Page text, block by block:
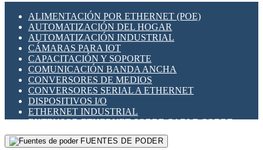
SENSORES INDUCTIVOS
TEMPORIZADORES
VARIACS
VARIADORES DE FRECUENCIA [VDF]
SECCIONADORES - INTERRUPTORES
MAQUINARIA
HERRAMIENTAS VARIAS
ILUMINACIÓN LED
INTERRUPTORES REED
INTERFACES DE RELÉ
OTROS RELÉS
PROTECCIÓN TÉRMICA
RELÉS AUTOMOTRICES
RELÉS DE SEÑAL
RELÉS DE ESTADO SÓLIDO SSR
RELÉS INDUSTRIALES
RELÉS MINIATURA DE POTENCIA
SENSORES MAGNÉTICOS
ALIMENTACIÓN POR ETHERNET (POE)
AUTOMATIZACIÓN DEL HOGAR
AUTOMATIZACIÓN INDUSTRIAL
CÁMARAS PARA IOT
CAPACITACIÓN Y SOPORTE
COMUNICACIÓN BANDA ANCHA
CONVERSORES DE MEDIOS
CONVERSORES SERIAL A ETHERNET
DISPOSITIVOS I/O
ETHERNET INDUSTRIAL
EXTENSOR ETHERNET SOBRE CABLE COBRE
GATEWAY LORAWAN
GESTIÓN DE REDESFUENTES DE PODER